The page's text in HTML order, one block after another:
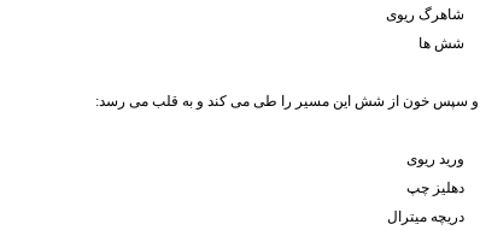
شاهرگ ریوی
شش ها
و سپس خون از شش این مسیر را طی می کند و به قلب می رسد:
ورید ریوی
دهلیز چپ
دریچه میترال